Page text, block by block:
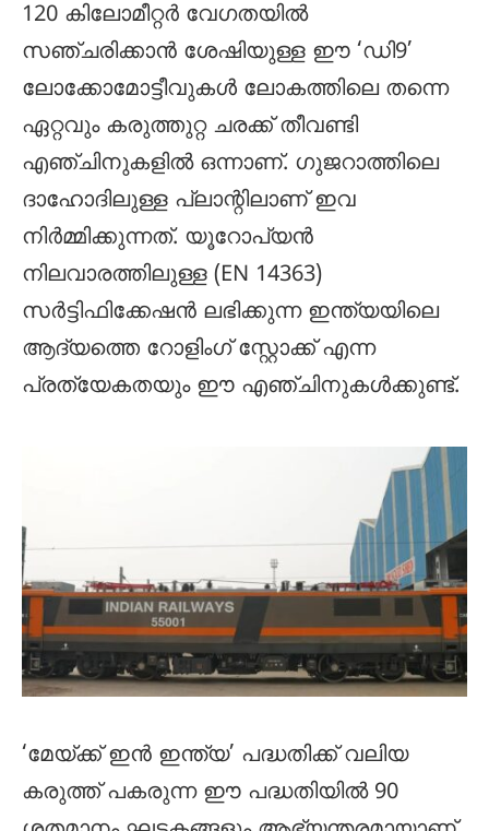
120 കിലോമീറ്റർ വേഗതയിൽ
സഞ്ചരിക്കാൻ ശേഷിയുള്ള ഈ ‘ഡി9’
ലോക്കോമോട്ടീവുകൾ ലോകത്തിലെ തന്നെ
ഏറ്റവും കരുത്തുറ്റ ചരക്ക് തീവണ്ടി
എഞ്ചിനുകളിൽ ഒന്നാണ്. ഗുജറാത്തിലെ
ദാഹോദിലുള്ള പ്ലാന്റിലാണ് ഇവ
നിർമ്മിക്കുന്നത്. യൂറോപ്യൻ
നിലവാരത്തിലുള്ള (EN 14363)
സർട്ടിഫിക്കേഷൻ ലഭിക്കുന്ന ഇന്ത്യയിലെ
ആദ്യത്തെ റോളിംഗ് സ്റ്റോക്ക് എന്ന
പ്രത്യേകതയും ഈ എഞ്ചിനുകൾക്കുണ്ട്.
‘മേയ്ക്ക് ഇൻ ഇന്ത്യ’ പദ്ധതിക്ക് വലിയ
കരുത്ത് പകരുന്ന ഈ പദ്ധതിയിൽ 90